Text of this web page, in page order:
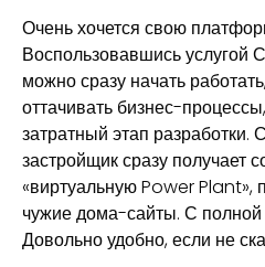
Очень хочется свою
Воспользовавшись услугой
можно сразу начать
оттачивать бизнес-
затратный этап разработки.
застройщик сразу получает
«виртуальную Power Plant»,
чужие дома-сайты. С полной
Довольно удобно, если не